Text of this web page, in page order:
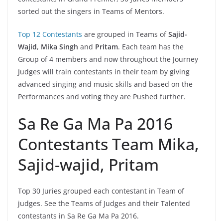
sorted out the singers in Teams of Mentors.
Top 12 Contestants are grouped in Teams ofSajid-
Wajid, Mika Singh and Pritam. Each team has the
Group of 4 members and now throughout the Journey
Judges will train contestants in their team by giving
advanced singing and music skills and based on the
Performances and voting they are Pushed further.
Sa Re Ga Ma Pa 2016
Contestants Team Mika,
Sajid-wajid, Pritam
Top 30 Juries grouped each contestant in Team of
judges. See the Teams of Judges and their Talented
contestants in Sa Re Ga Ma Pa 2016.